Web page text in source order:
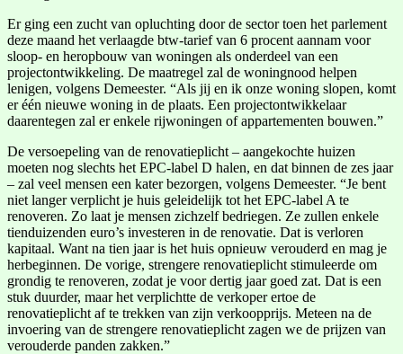
Er ging een zucht van opluchting door de sector toen het parlement
deze maand het verlaagde btw-tarief van 6 procent aannam voor
sloop- en heropbouw van woningen als onderdeel van een
projectontwikkeling. De maatregel zal de woningnood helpen
lenigen, volgens Demeester. “Als jij en ik onze woning slopen, komt
er één nieuwe woning in de plaats. Een projectontwikkelaar
daarentegen zal er enkele rijwoningen of appartementen bouwen.”
De versoepeling van de renovatieplicht – aangekochte huizen
moeten nog slechts het EPC-label D halen, en dat binnen de zes jaar
– zal veel mensen een kater bezorgen, volgens Demeester. “Je bent
niet langer verplicht je huis geleidelijk tot het EPC-label A te
renoveren. Zo laat je mensen zichzelf bedriegen. Ze zullen enkele
tienduizenden euro’s investeren in de renovatie. Dat is verloren
kapitaal. Want na tien jaar is het huis opnieuw verouderd en mag je
herbeginnen. De vorige, strengere renovatieplicht stimuleerde om
grondig te renoveren, zodat je voor dertig jaar goed zat. Dat is een
stuk duurder, maar het verplichtte de verkoper ertoe de
renovatieplicht af te trekken van zijn verkoopprijs. Meteen na de
invoering van de strengere renovatieplicht zagen we de prijzen van
verouderde panden zakken.”